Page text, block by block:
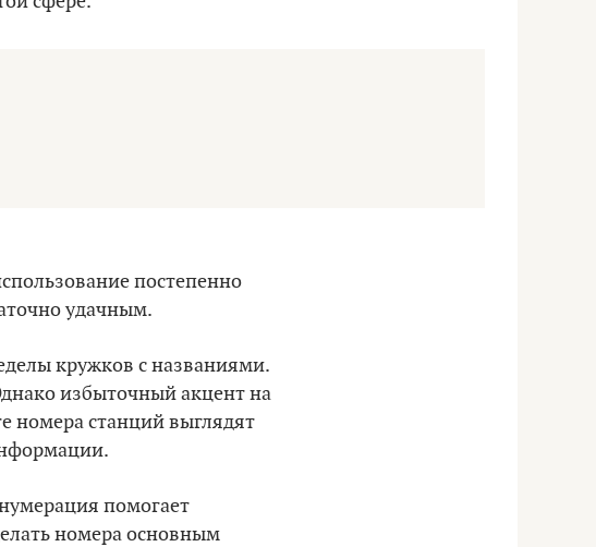
постепенно
удачным.
кружков с названиями.
избыточный акцент на
номера станций выглядят
помогает
номера основным